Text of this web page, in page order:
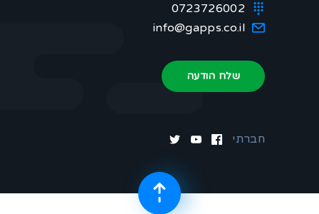
0723726002
info@gapps.co.il
שלח הודעה
חברתי